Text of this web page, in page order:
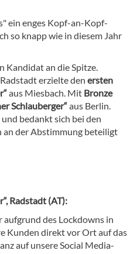
ein enges Kopf-an-Kopf-
so knapp wie in diesem Jahr
Kandidat an die Spitze.
erzielte den ersten
aus Miesbach. Mit Bronze
Schlauberger“aus Berlin.
bedankt sich bei den
an der Abstimmung beteiligt
Radstadt (AT):
aufgrund des Lockdowns in
Kunden direkt vor Ort auf das
auf unsere Social Media-